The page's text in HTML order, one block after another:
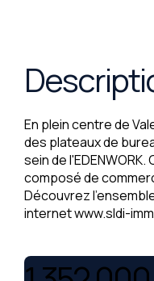
En plein centre de
des plateaux de
sein de
composé de
Découvrez
internet www.sldi-